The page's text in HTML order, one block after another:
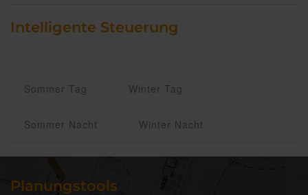
Intelligente Steuerung
Sommer Tag Winter Tag
Sommer Nacht Winter Nacht
Planungstools